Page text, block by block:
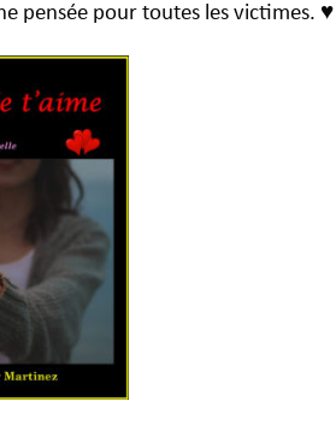
pensée pour toutes les victimes. ♥